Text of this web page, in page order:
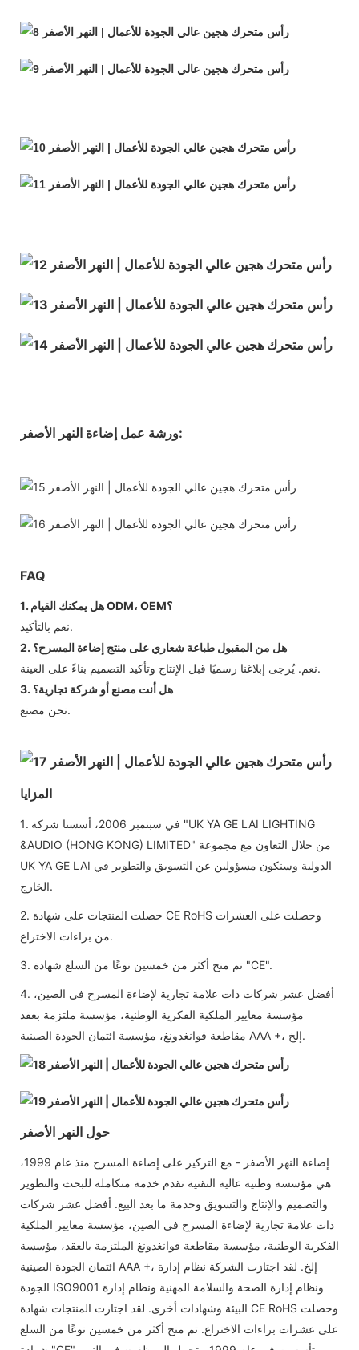
ورشة عمل إضاءة النهر الأصفر:
FAQ
1. هل يمكنك القيام ODM، OEM؟
نعم بالتأكيد.
2. هل من المقبول طباعة شعاري على منتج إضاءة المسرح؟
نعم. يُرجى إبلاغنا رسميًا قبل الإنتاج وتأكيد التصميم بناءً على العينة.
3. هل أنت مصنع أو شركة تجارية؟
نحن مصنع.
المزايا
1. في سبتمبر 2006، أسسنا شركة "UK YA GE LAI LIGHTING
&AUDIO (HONG KONG) LIMITED" من خلال التعاون مع مجموعة
UK YA GE LAI الدولية وسنكون مسؤولين عن التسويق والتطوير في
الخارج.
2. حصلت المنتجات على شهادة CE RoHS وحصلت على العشرات
من براءات الاختراع.
3. تم منح أكثر من خمسين نوعًا من السلع شهادة "CE".
4. أفضل عشر شركات ذات علامة تجارية لإضاءة المسرح في الصين،
مؤسسة معايير الملكية الفكرية الوطنية، مؤسسة ملتزمة بعقد
مقاطعة قوانغدونغ، مؤسسة ائتمان الجودة الصينية AAA +، إلخ.
حول النهر الأصفر
إضاءة النهر الأصفر - مع التركيز على إضاءة المسرح منذ عام 1999،
هي مؤسسة وطنية عالية التقنية تقدم خدمة متكاملة للبحث والتطوير
والتصميم والإنتاج والتسويق وخدمة ما بعد البيع. أفضل عشر شركات
ذات علامة تجارية لإضاءة المسرح في الصين، مؤسسة معايير الملكية
الفكرية الوطنية، مؤسسة مقاطعة قوانغدونغ الملتزمة بالعقد، مؤسسة
ائتمان الجودة الصينية AAA +، إلخ. لقد اجتازت الشركة نظام إدارة
الجودة ISO9001 ونظام إدارة الصحة والسلامة المهنية ونظام إدارة
البيئة وشهادات أخرى. لقد اجتازت المنتجات شهادة CE RoHS وحصلت
على عشرات براءات الاختراع. تم منح أكثر من خمسين نوعًا من السلع